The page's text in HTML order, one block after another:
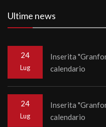
Ultime news
24
Lug
Inserita
calendario
24
Lug
Inserita
calendario